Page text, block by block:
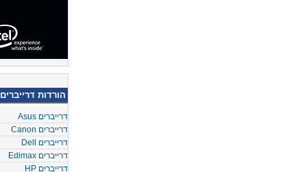
הורדות דרייברים
דרייברים Asus
דרייברים Canon
דרייברים Dell
דרייברים Edimax
דרייברים HP